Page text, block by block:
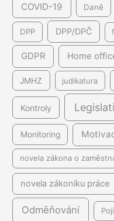
COVID-19 Daně
DPP DPP/DPČ
GDPR Home
JMHZ judikatura
Kontroly
Monitoring
novela zákona o
novela zákoníku práce
Odměňování